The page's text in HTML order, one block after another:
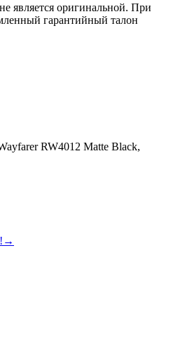
является оригинальной. При
гарантийный талон
RW4012 Matte Black,
→